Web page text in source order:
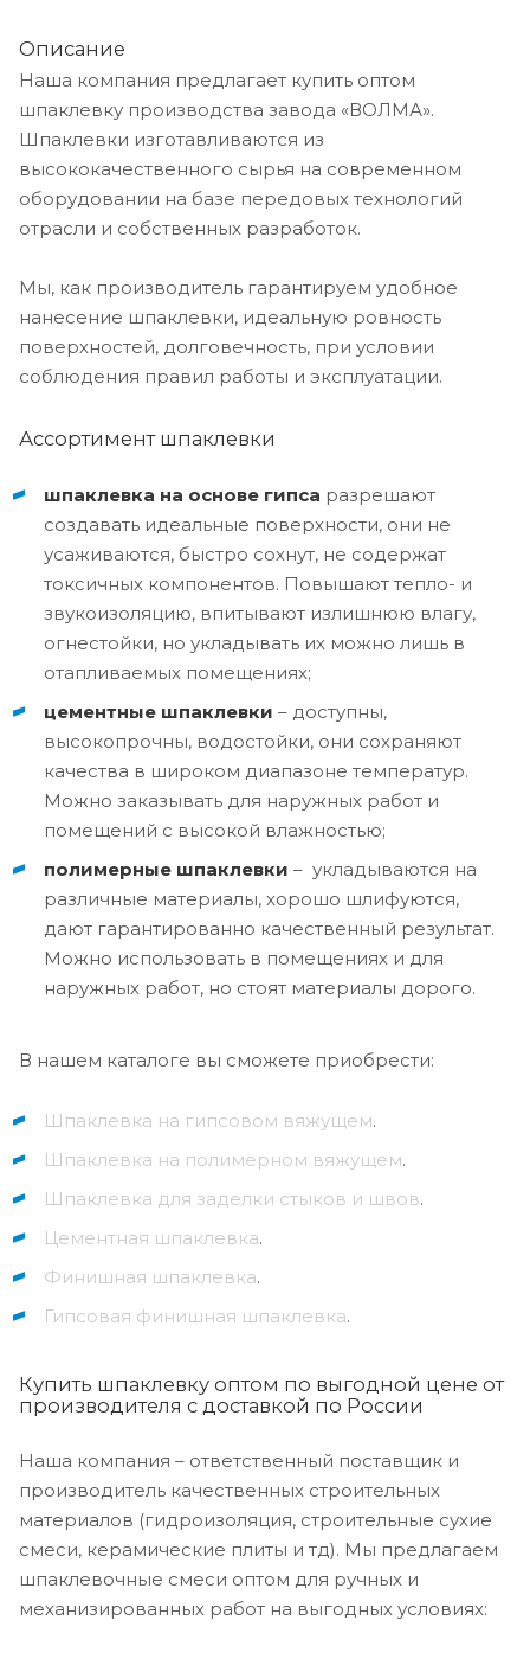
Описание
Наша компания предлагает купить оптом
шпаклевку производства завода «ВОЛМА».
Шпаклевки изготавливаются из
высококачественного сырья на современном
оборудовании на базе передовых технологий
отрасли и собственных разработок.
Мы, как производитель гарантируем удобное
нанесение шпаклевки, идеальную ровность
поверхностей, долговечность, при условии
соблюдения правил работы и эксплуатации.
Ассортимент шпаклевки
шпаклевка на основе гипса разрешают
создавать идеальные поверхности, они не
усаживаются, быстро сохнут, не содержат
токсичных компонентов. Повышают тепло- и
звукоизоляцию, впитывают излишнюю влагу,
огнестойки, но укладывать их можно лишь в
отапливаемых помещениях;
цементные шпаклевки – доступны,
высокопрочны, водостойки, они сохраняют
качества в широком диапазоне температур.
Можно заказывать для наружных работ и
помещений с высокой влажностью;
полимерные шпаклевки – укладываются на
различные материалы, хорошо шлифуются,
дают гарантированно качественный результат.
Можно использовать в помещениях и для
наружных работ, но стоят материалы дорого.
В нашем каталоге вы сможете приобрести:
Шпаклевка на гипсовом вяжущем.
Шпаклевка на полимерном вяжущем.
Шпаклевка для заделки стыков и швов.
Цементная шпаклевка.
Финишная шпаклевка.
Гипсовая финишная шпаклевка.
Купить шпаклевку оптом по выгодной цене от
производителя с доставкой по России
Наша компания – ответственный поставщик и
производитель качественных строительных
материалов (гидроизоляция, строительные сухие
смеси, керамические плиты и тд). Мы предлагаем
шпаклевочные смеси оптом для ручных и
механизированных работ на выгодных условиях: